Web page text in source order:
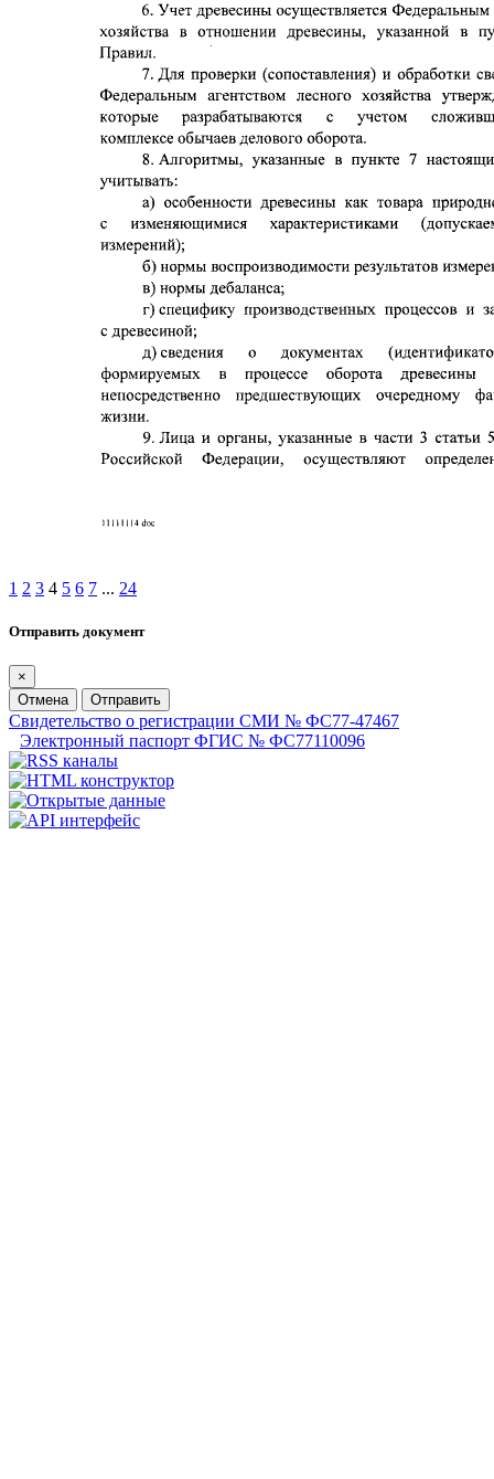
1 2 3 4 5 6 7 ... 24
Отправить документ
×
Отмена
Отправить
Свидетельство о регистрации СМИ № ФС77-47467
Электронный паспорт ФГИС № ФС77110096